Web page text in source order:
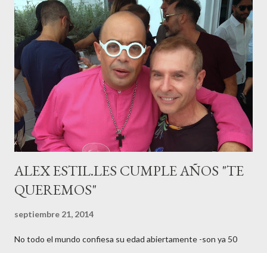
haciéndole padre de un precioso niño. Marta ha sido toda una
campeona, durante los primeros 3 meses de embarazo tuvo que
guardar reposo debido a un síndrome llamado
“hiperemesisgravídica”.Pasados los meses fatídicos de
gestación Marta tiró adelante con el embarazo, ahora es una
mamá feliz. Otro de los modelos que ha sido padre este año ha
sido el madrileño, Emilio Flores , el top que desfiló en las mejores
pasarelas ...
ALEX ESTIL.LES CUMPLE AÑOS "TE
QUEREMOS"
septiembre 21, 2014
No todo el mundo confiesa su edad abiertamente -son ya 50